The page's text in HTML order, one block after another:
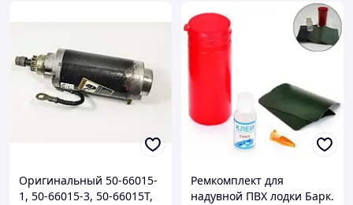
Оригинальный 50-66015-
1, 50-66015-3, 50-66015T,
Ремкомплект для
надувной ПВХ лодки Барк.